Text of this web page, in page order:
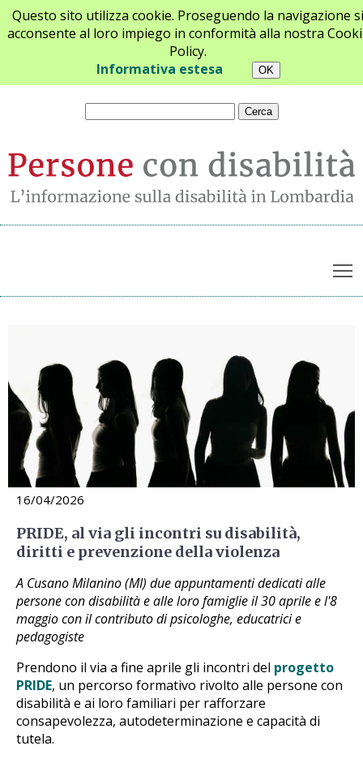
Questo sito utilizza cookie. Proseguendo la navigazione si
acconsente al loro impiego in conformità alla nostra
Policy.
Informativa estesa
Chi siamo Newsletter Contatti
16/04/2026
PRIDE, al via gli incontri su disabilità,
diritti e prevenzione della violenza
A Cusano Milanino (MI) due appuntamenti dedicati alle
persone con disabilità e alle loro famiglie il 30 aprile e l'8
maggio con il contributo di psicologhe, educatrici e
pedagogiste
Prendono il via a fine aprile gli incontri del progetto
PRIDE, un percorso formativo rivolto alle persone con
disabilità e ai loro familiari per rafforzare
consapevolezza, autodeterminazione e capacità di
tutela.